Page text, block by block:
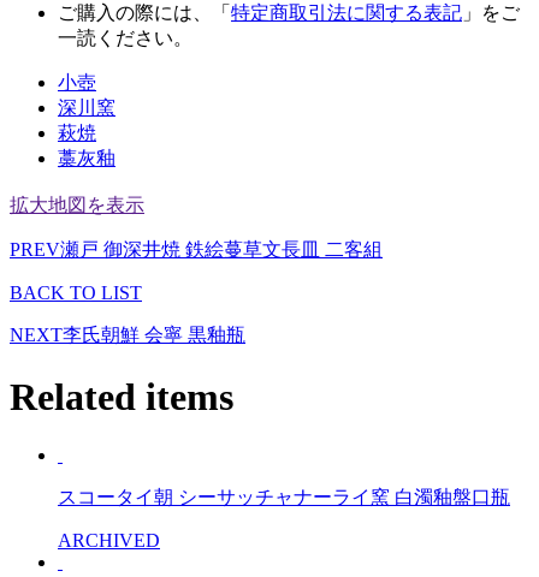
ご購入の際には、「 特定商取引法に関する表記 」をご
一読ください。
小壺
深川窯
萩焼
藁灰釉
拡大地図を表示
PREV瀬戸 御深井焼 鉄絵蔓草文長皿 二客組
BACK TO LIST
NEXT李氏朝鮮 会寧 黒釉瓶
Related items
スコータイ朝 シーサッチャナーライ窯 白濁釉盤口瓶
ARCHIVED